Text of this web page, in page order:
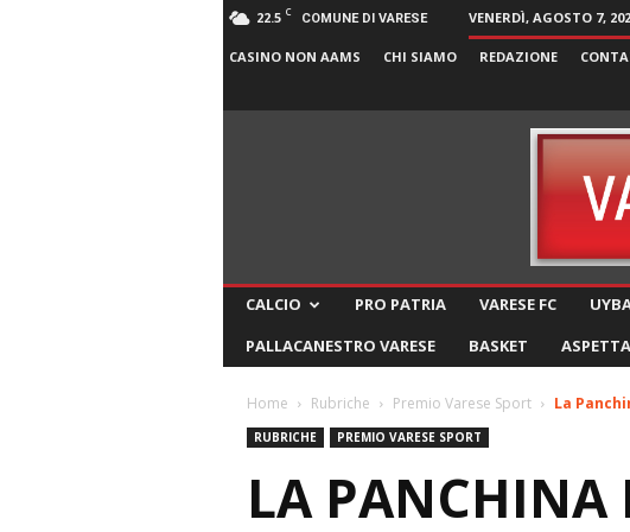
22.5 C COMUNE DI VARESE VENERDÌ, AGOSTO 7,
CASINO NON AAMS CHI SIAMO REDAZIONE
CALCIO PRO PATRIA VARESE FC
PALLACANESTRO VARESE
BASKET
Home Rubriche Premio Varese Sport La
RUBRICHE PREMIO VARESE SPORT
LA PANCHINA